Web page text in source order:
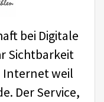
bei Digitale
Sichtbarkeit
Internet weil
Der Service,